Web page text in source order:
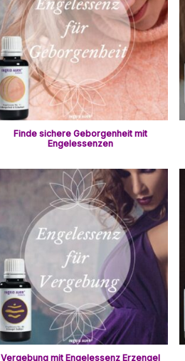
Finde sichere Geborgenheit mit
Engelessenzen
Vergebung mit Engelessenz Erzengel